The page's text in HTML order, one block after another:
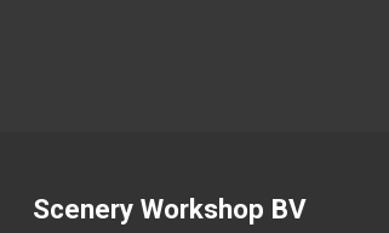
Scenery Workshop BV